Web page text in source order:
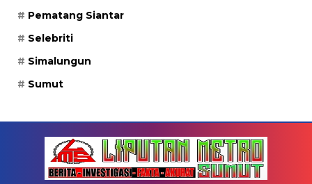
Pematang Siantar
Selebriti
Simalungun
Sumut